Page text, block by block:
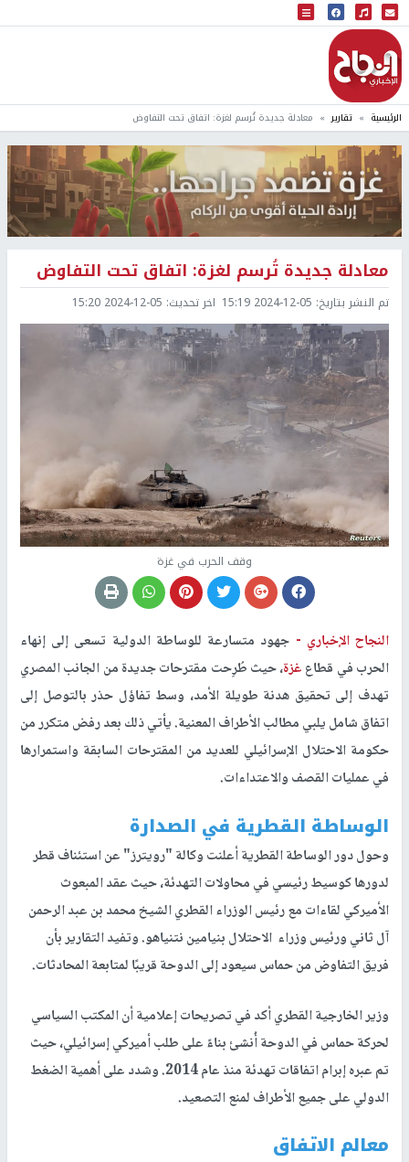
البث المباشر
إذاعة النجاح
الرئيسية تقارير معادلة جديدة تُرسم لغزة: اتفاق تحت التفاوض
معادلة جديدة تُرسم لغزة: اتفاق تحت التفاوض
تم النشر بتاريخ: 2024-12-05 15:19 اخر تحديث: 2024-12-05 15:20
وقف الحرب في غزة
النجاح الإخباري - جهود متسارعة للوساطة الدولية تسعى إلى إنهاء
الحرب في قطاعغزة، حيث طُرِحت مقترحات جديدة من الجانب المصري
تهدف إلى تحقيق هدنة طويلة الأمد، وسط تفاؤل حذر بالتوصل إلى
اتفاق شامل يلبي مطالب الأطراف المعنية. يأتي ذلك بعد رفض متكرر من
حكومة الاحتلال الإسرائيلي للعديد من المقترحات السابقة واستمرارها
في عمليات القصف والاعتداءات.
الوساطة القطرية في الصدارة
وحول دور الوساطة القطرية أعلنت وكالة "رويترز" عن استئناف قطر
لدورها كوسيط رئيسي في محاولات التهدئة، حيث عقد المبعوث
الأميركي لقاءات مع رئيس الوزراء القطري الشيخ محمد بن عبد الرحمن
آل ثاني ورئيس وزراء الاحتلال بنيامين نتنياهو. وتفيد التقارير بأن
فريق التفاوض من حماس سيعود إلى الدوحة قريبًا لمتابعة المحادثات.
وزير الخارجية القطري أكد في تصريحات إعلامية أن المكتب السياسي
لحركة حماس في الدوحة أُنشئ بناءً على طلب أميركي إسرائيلي، حيث
تم عبره إبرام اتفاقات تهدئة منذ عام 2014. وشدد على أهمية الضغط
الدولي على جميع الأطراف لمنع التصعيد.
معالم الاتفاق